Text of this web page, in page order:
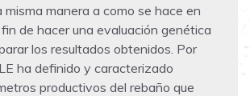
misma manera a como se hace en
de hacer una evaluación genética
los resultados obtenidos. Por
ha definido y caracterizado
productivos del rebaño que